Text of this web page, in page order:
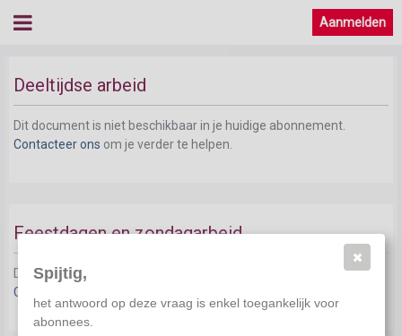
Aanmelden
Deeltijdse arbeid
Dit document is niet beschikbaar in je huidige abonnement.
Contacteer ons om je verder te helpen.
Feestdagen en zondagarbeid
Dit document is niet beschikbaar in je huidige abonnement.
Contacteer ons
Spijtig,
het antwoord op deze vraag is enkel toegankelijk voor
abonnees.